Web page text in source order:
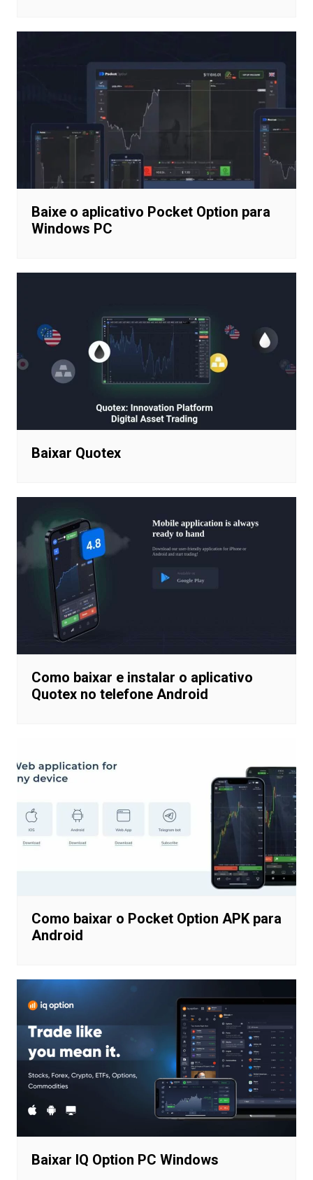
Baixe o aplicativo Pocket Option para
Windows PC
Baixar Quotex
Como baixar e instalar o aplicativo
Quotex no telefone Android
Como baixar o Pocket Option APK para
Android
Baixar IQ Option PC Windows